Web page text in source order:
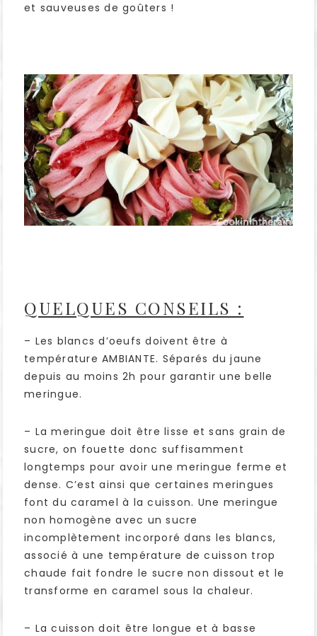
et sauveuses de goûters !
QUELQUES CONSEILS :
– Les blancs d’oeufs doivent être à
température AMBIANTE. Séparés du jaune
depuis au moins 2h pour garantir une belle
meringue.
– La meringue doit être lisse et sans grain de
sucre, on fouette donc suffisamment
longtemps pour avoir une meringue ferme et
dense. C’est ainsi que certaines meringues
font du caramel à la cuisson. Une meringue
non homogène avec un sucre
incomplètement incorporé dans les blancs,
associé à une température de cuisson trop
chaude fait fondre le sucre non dissout et le
transforme en caramel sous la chaleur.
– La cuisson doit être longue et à basse